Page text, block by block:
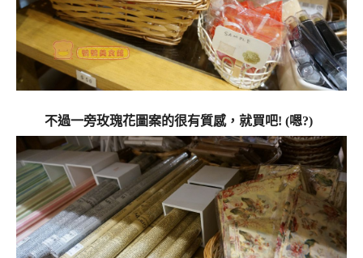
不過一旁玫瑰花圖案的很有質感，就買吧! (嗯?)